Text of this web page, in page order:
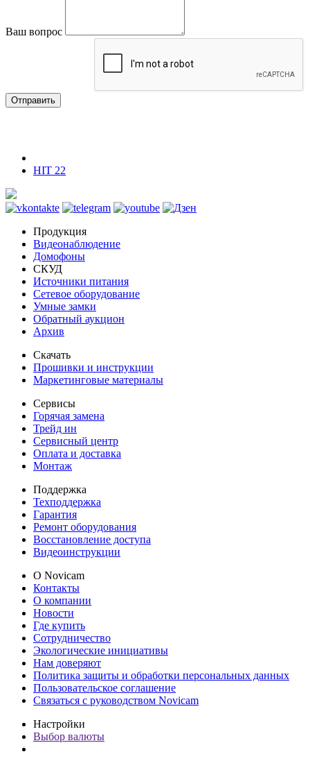
Ваш вопрос
Отправить
HIT 22
Продукция
Видеонаблюдение
Домофоны
СКУД
Источники питания
Сетевое оборудование
Умные замки
Обратный аукцион
Архив
Скачать
Прошивки и инструкции
Маркетинговые материалы
Сервисы
Горячая замена
Трейд ин
Сервисный центр
Оплата и доставка
Монтаж
Поддержка
Техподдержка
Гарантия
Ремонт оборудования
Восстановление доступа
Видеоинструкции
О Novicam
Контакты
О компании
Новости
Где купить
Сотрудничество
Экологические инициативы
Нам доверяют
Политика защиты и обработки персональных данных
Пользовательское соглашение
Связаться с руководством Novicam
Настройки
Выбор валюты